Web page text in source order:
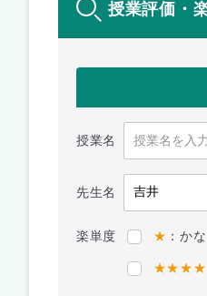
授業評価・
授業名
先生名
楽単度 ★ ：か
★★★★